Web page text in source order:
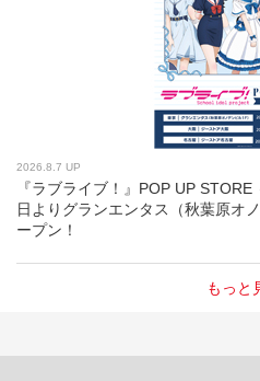
2026.8.7 UP
『ラブライブ！』POP UP
日よりグランエンタス（秋葉原オ
ープン！
もっと